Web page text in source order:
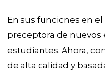
En sus funciones en
preceptora de nuevos
estudiantes. Ahora,
de alta calidad y